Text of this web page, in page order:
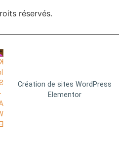
réservés.
Création de sites WordPress
Elementor